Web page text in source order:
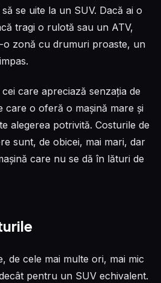
se uite la un SUV. Dacă ai o
tragi o rulotă sau un ATV,
o zonă cu drumuri proaste, un
care apreciază senzația de
care o oferă o mașină mare și
alegerea potrivită. Costurile de
sunt, de obicei, mai mari, dar
care nu se dă în lături de
de cele mai multe ori, mai mic
pentru un SUV echivalent.